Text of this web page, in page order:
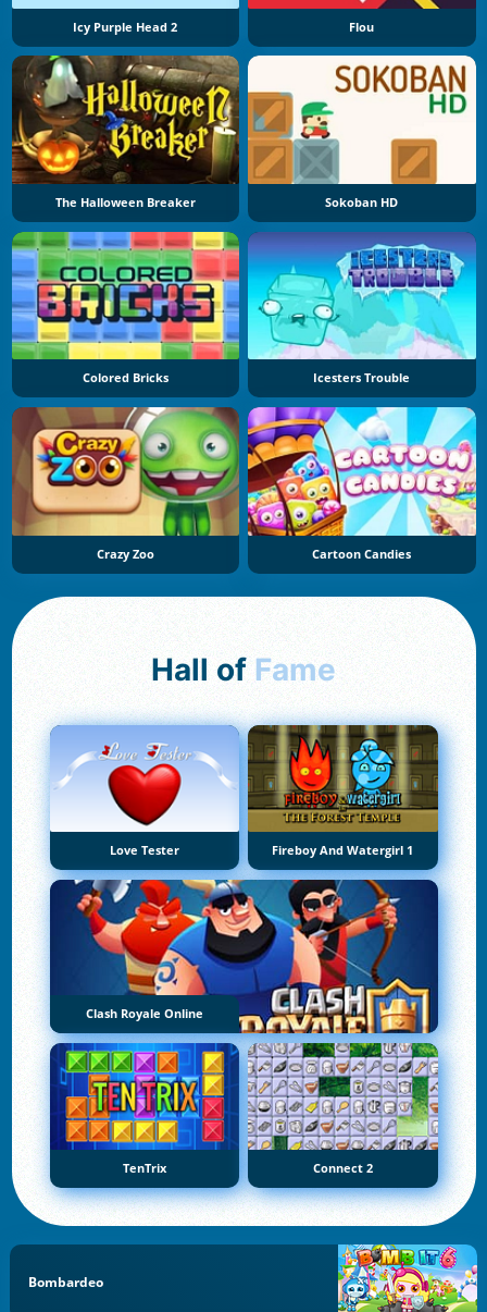
Icy Purple Head 2 Flou
The Halloween Breaker Sokoban HD
Colored Bricks Icesters Trouble
Crazy Zoo Cartoon Candies
Hall of Fame
Love Tester Fireboy And Watergirl 1
Clash Royale Online
TenTrix Connect 2
Bombardeo